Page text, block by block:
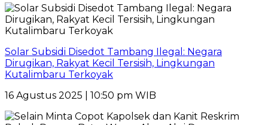
Solar Subsidi Disedot Tambang Ilegal: Negara
Dirugikan, Rakyat Kecil Tersisih, Lingkungan
Kutalimbaru Terkoyak
16 Agustus 2025 | 10:50 pm WIB